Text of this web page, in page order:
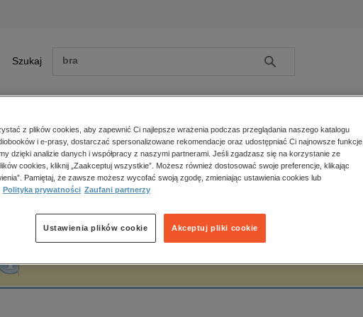
Szukaj Szukaj
Zobacz wszystkie E-prasa
polityka, społeczno-informacyjne
psychologiczne
popularno-naukowe
historia
główna Piotr Majewski
Majewski
z plików cookies, aby zapewnić Ci najlepsze wrażenia podczas przeglądania naszego katalogu
i e-prasy, dostarczać spersonalizowane rekomendacje oraz udostępniać Ci najnowsze funkcje,
dzięki analizie danych i współpracy z naszymi partnerami. Jeśli zgadzasz się na korzystanie ze
cookies, kliknij „Zaakceptuj wszystkie”. Możesz również dostosować swoje preferencje, klikając
Pamiętaj, że zawsze możesz wycofać swoją zgodę, zmieniając ustawienia cookies lub
Polityka prywatności Zaufani partnerzy
Akceptuj pliki cookie
Ustawienia plików cookie